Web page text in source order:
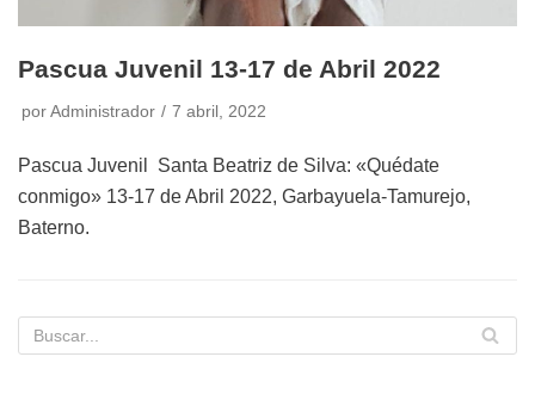
Pascua Juvenil 13-17 de Abril 2022
por Administrador 7 abril, 2022
Pascua Juvenil Santa Beatriz de Silva: «Quédate
conmigo» 13-17 de Abril 2022, Garbayuela-Tamurejo,
Baterno.